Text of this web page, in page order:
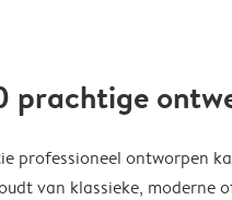
prachtige
professioneel ontworpen
van klassieke, moderne